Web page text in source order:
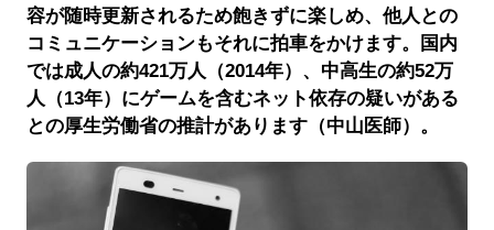
容が随時更新されるため飽きずに楽しめ、他人との
コミュニケーションもそれに拍車をかけます。国内
では成人の約421万人（2014年）、中高生の約52万
人（13年）にゲームを含むネット依存の疑いがある
との厚生労働省の推計があります（中山医師）。